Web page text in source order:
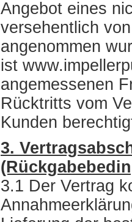
Angebot eines
versehentlich
angenommen
ist
angemessenen
Rücktritts vom
Kunden
3.
3.1 Der Vertrag